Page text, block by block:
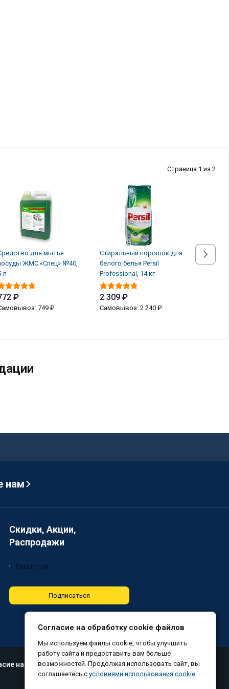
Страница 1 из 2
для мытья
ЖМС «Спец» №40,
л
₽
749 ₽
Стиральный порошок для
белого белья Persil
Professional, 14 кг
2 309 ₽
Самовывоз: 2 240 ₽
белого
нам
Скидки, Акции,
Распродажи
Подписаться
на обработку файлов cookie
Согласие на обработку cookie файлов
Мы используем файлы cookie, чтобы улучшить
работу сайта и предоставить вам больше
возможностей. Продолжая использовать сайт, вы
соглашаетесь с условиями использования cookie.